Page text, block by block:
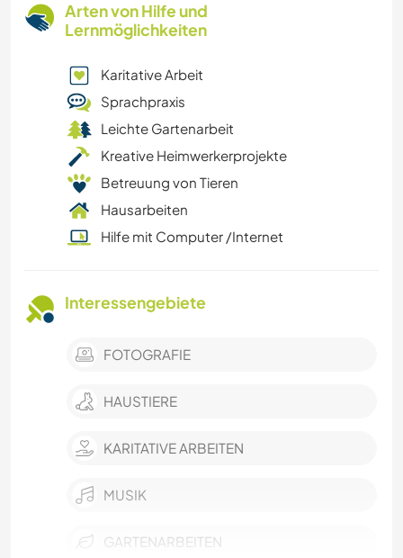
Arten von Hilfe und
Lernmöglichkeiten
Karitative Arbeit
Sprachpraxis
Leichte Gartenarbeit
Kreative Heimwerkerprojekte
Betreuung von Tieren
Hausarbeiten
Hilfe mit Computer /Internet
Interessengebiete
FOTOGRAFIE
HAUSTIERE
KARITATIVE ARBEITEN
MUSIK
GARTENARBEITEN